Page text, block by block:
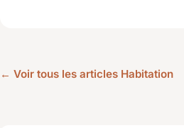
← Voir tous les articles Habitation